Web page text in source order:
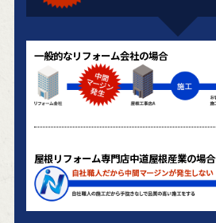
一般的なリフォーム会社の場合
屋根リフォーム専門店中道屋根産業の場合